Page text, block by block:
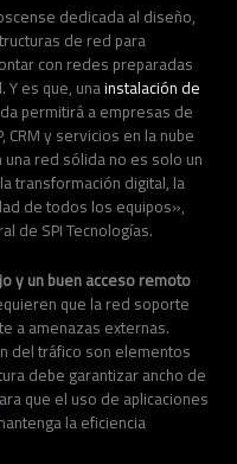
dedicada al diseño,
de red para
con redes preparadas
Y es que, unainstalación de
permitirá a empresas de
y servicios en la nube
red sólida no es solo un
transformación digital, la
de todos los equipos»,
de SPI Tecnologías.
y un buen acceso remoto
que la red soporte
a amenazas externas.
del tráfico son elementos
debe garantizar ancho de
que el uso de aplicaciones
la eficiencia